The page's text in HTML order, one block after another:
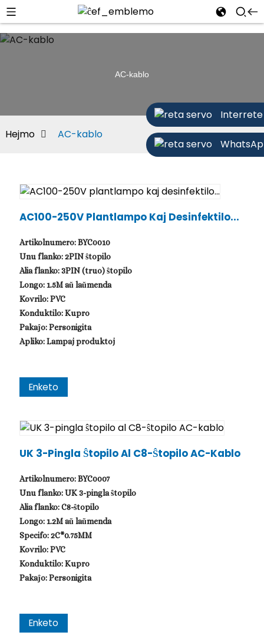
Interrete
AC-kablo
Hejmo AC-kablo
AC100-250V Plantlampo Kaj Desinfektilo...
Artikolnumero: BYC0010
Unu flanko: 2PIN ŝtopilo
Alia flanko: 3PIN (truo) ŝtopilo
Longo: 1.5M aŭ laŭmenda
Kovrilo: PVC
Konduktilo: Kupro
Pakaĵo: Personigita
Apliko: Lampaj produktoj
Enketo
UK 3-Pingla Ŝtopilo Al C8-Ŝtopilo AC-Kablo
Artikolnumero: BYC0007
Unu flanko: UK 3-pingla ŝtopilo
Alia flanko: C8-ŝtopilo
Longo: 1.2M aŭ laŭmenda
Specifo: 2C*0.75MM
Kovrilo: PVC
Konduktilo: Kupro
Pakaĵo: Personigita
Enketo